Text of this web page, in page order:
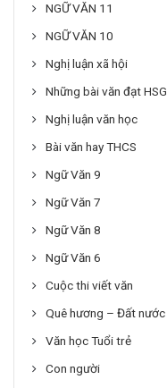
NGỮ VĂN 11
NGỮ VĂN 10
Nghị luận xã hội
Những bài văn đạt HSG
Nghị luận văn học
Bài văn hay THCS
Ngữ Văn 9
Ngữ Văn 7
Ngữ Văn 8
Ngữ Văn 6
Cuộc thi viết văn
Quê hương – Đất nước
Văn học Tuổi trẻ
Con người